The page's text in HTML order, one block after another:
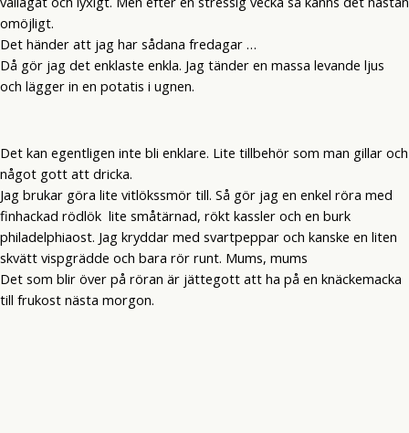
omöjligt.
Det händer att jag har sådana fredagar …
Då gör jag det enklaste enkla. Jag tänder en massa levande ljus
och lägger in en potatis i ugnen.
Det kan egentligen inte bli enklare. Lite tillbehör som man gillar och
något gott att dricka.
Jag brukar göra lite vitlökssmör till. Så gör jag en enkel röra med
finhackad rödlök lite småtärnad, rökt kassler och en burk
philadelphiaost. Jag kryddar med svartpeppar och kanske en liten
skvätt vispgrädde och bara rör runt. Mums, mums
Det som blir över på röran är jättegott att ha på en knäckemacka
till frukost nästa morgon.